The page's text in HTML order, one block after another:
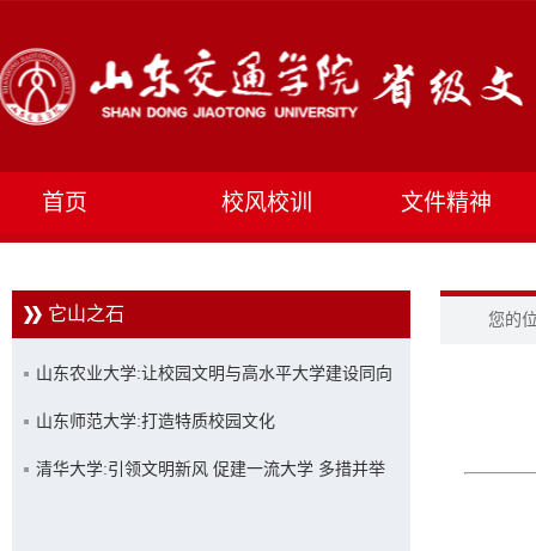
首页 校风校训 文件精神
它山之石
山东农业大学:让校园文明与高水平大学建设同向
同行
山东师范大学:打造特质校园文化
清华大学:引领文明新风 促建一流大学 多措并举
您的